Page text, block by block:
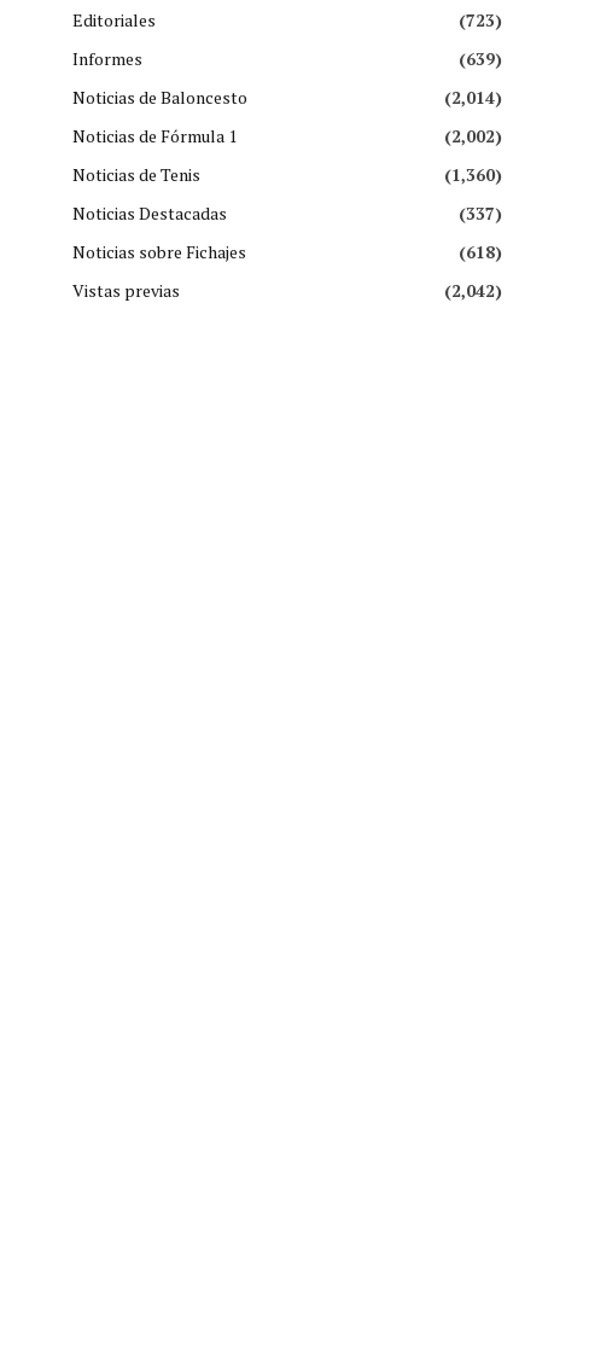
Editoriales
(723)
Informes
(639)
Noticias de Baloncesto
(2,014)
Noticias de Fórmula 1
(2,002)
Noticias de Tenis
(1,360)
Noticias Destacadas
(337)
Noticias sobre Fichajes
(618)
Vistas previas
(2,042)